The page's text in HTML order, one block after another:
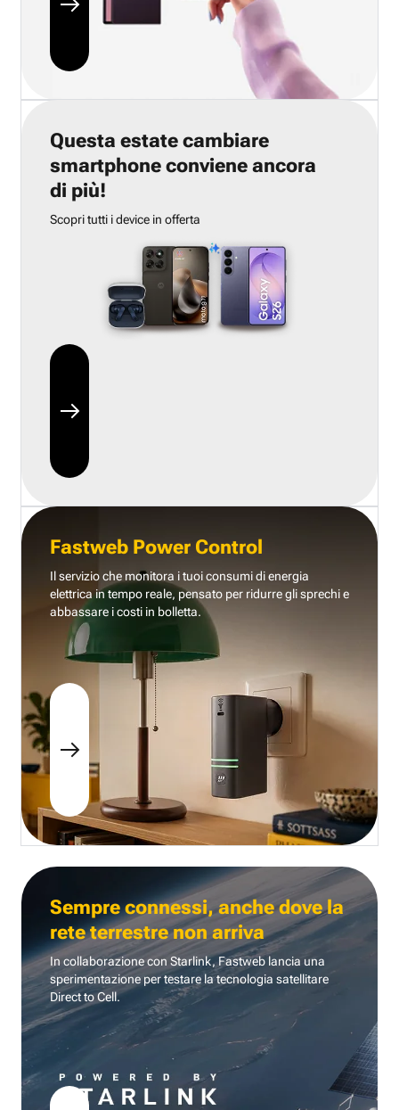
Questa estate cambiare
smartphone conviene ancora
di più!
Scopri tutti i device in offerta
Fastweb Power Control
Il servizio che monitora i tuoi consumi di energia
elettrica in tempo reale, pensato per ridurre gli sprechi e
abbassare i costi in bolletta.
Sempre connessi, anche dove la
rete terrestre non arriva
In collaborazione con Starlink, Fastweb lancia una
sperimentazione per testare la tecnologia satellitare
Direct to Cell.